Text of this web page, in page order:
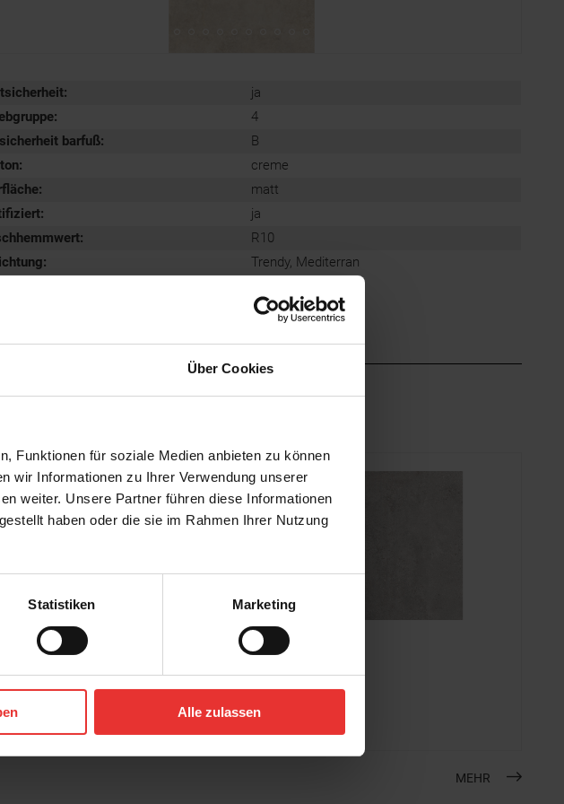
Über Cookies
Funktionen für soziale Medien anbieten zu können
wir Informationen zu Ihrer Verwendung unserer
weiter. Unsere Partner führen diese Informationen
haben oder die sie im Rahmen Ihrer Nutzung
Statistiken Marketing
Alle zulassen
:
ja
:
4
barfuß:
B
creme
:
matt
:
ja
:
R10
: Trendy, Mediterran
- matt
KERMOS
MEHR